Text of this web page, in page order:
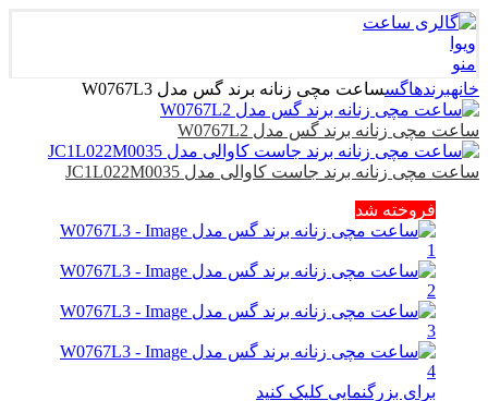
منو
خانهبرندهاگسساعت مچی زنانه برند گس مدل W0767L3
ساعت مچی زنانه برند گس مدل W0767L2
ساعت مچی زنانه برند جاست کاوالی مدل JC1L022M0035
فروخته شد
برای بزرگنمایی کلیک کنید